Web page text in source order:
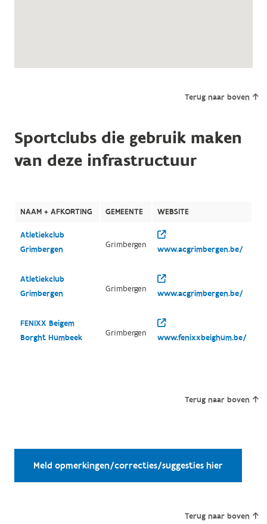
Terug naar boven
Sportclubs die gebruik maken
van deze infrastructuur
NAAM + AFKORTING GEMEENTE WEBSITE
Atletiekclub
Grimbergen
Grimbergen www.acgrimbergen.be/
Atletiekclub
Grimbergen
Grimbergen www.acgrimbergen.be/
FENIXX Beigem
Borght Humbeek
Grimbergen www.fenixxbeighum.be/
Terug naar boven
Meld opmerkingen/correcties/suggesties hier
Terug naar boven